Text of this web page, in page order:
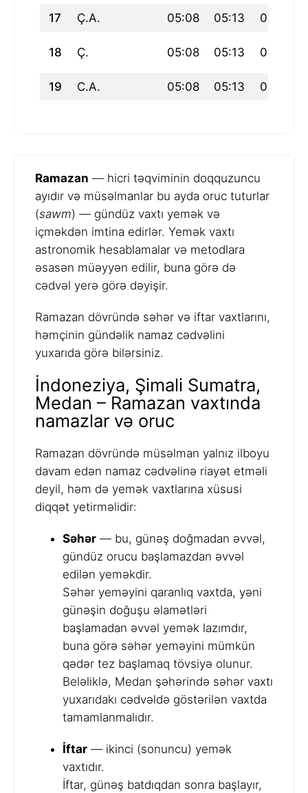
17 Ç.A. 05:08 05:13 06:30
18 Ç. 05:08 05:13 06:30
19 C.A. 05:08 05:13 06:30
Ramazan — hicri təqviminin doqquzuncu
ayıdır və müsəlmanlar bu ayda oruc tuturlar
(sawm) — gündüz vaxtı yemək və
içməkdən imtina edirlər. Yemək vaxtı
astronomik hesablamalar və metodlara
əsasən müəyyən edilir, buna görə də
cədvəl yerə görə dəyişir.
Ramazan dövründə səhər və iftar vaxtlarını,
həmçinin gündəlik namaz cədvəlini
yuxarıda görə bilərsiniz.
İndoneziya, Şimali Sumatra,
Medan – Ramazan vaxtında
namazlar və oruc
Ramazan dövründə müsəlman yalnız ilboyu
davam edən namaz cədvəlinə riayət etməli
deyil, həm də yemək vaxtlarına xüsusi
diqqət yetirməlidir:
Səhər — bu, günəş doğmadan əvvəl,
gündüz orucu başlamazdan əvvəl
edilən yeməkdir.
Səhər yeməyini qaranlıq vaxtda, yəni
günəşin doğuşu əlamətləri
başlamadan əvvəl yemək lazımdır,
buna görə səhər yeməyini mümkün
qədər tez başlamaq tövsiyə olunur.
Beləliklə, Medan şəhərində səhər vaxtı
yuxarıdakı cədvəldə göstərilən vaxtda
tamamlanmalıdır.
İftar — ikinci (sonuncu) yemək
vaxtıdır.
İftar, günəş batdıqdan sonra başlayır,